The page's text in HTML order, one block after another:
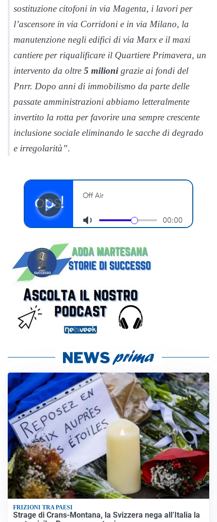
sostituzione citofoni in via Magenta, i lavori per
l’ascensore in via Corridoni e in via Milano, la
manutenzione negli edifici di via Marx e il maxi
cantiere per riqualificare il Quartiere Primavera, un
intervento da oltre 5 milionigrazie ai fondi del
Pnrr. Dopo anni di immobilismo da parte delle
passate amministrazioni abbiamo letteralmente
invertito la rotta per favorire una sempre crescente
inclusione sociale eliminando le sacche di degrado
e irregolarità”.
FRIZIONI TRA PAESI
Strage di Crans-Montana, la Svizzera nega all’Italia la